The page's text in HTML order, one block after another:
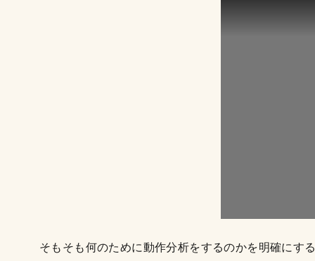
そもそも何のために動作分析をするのかを明確にす